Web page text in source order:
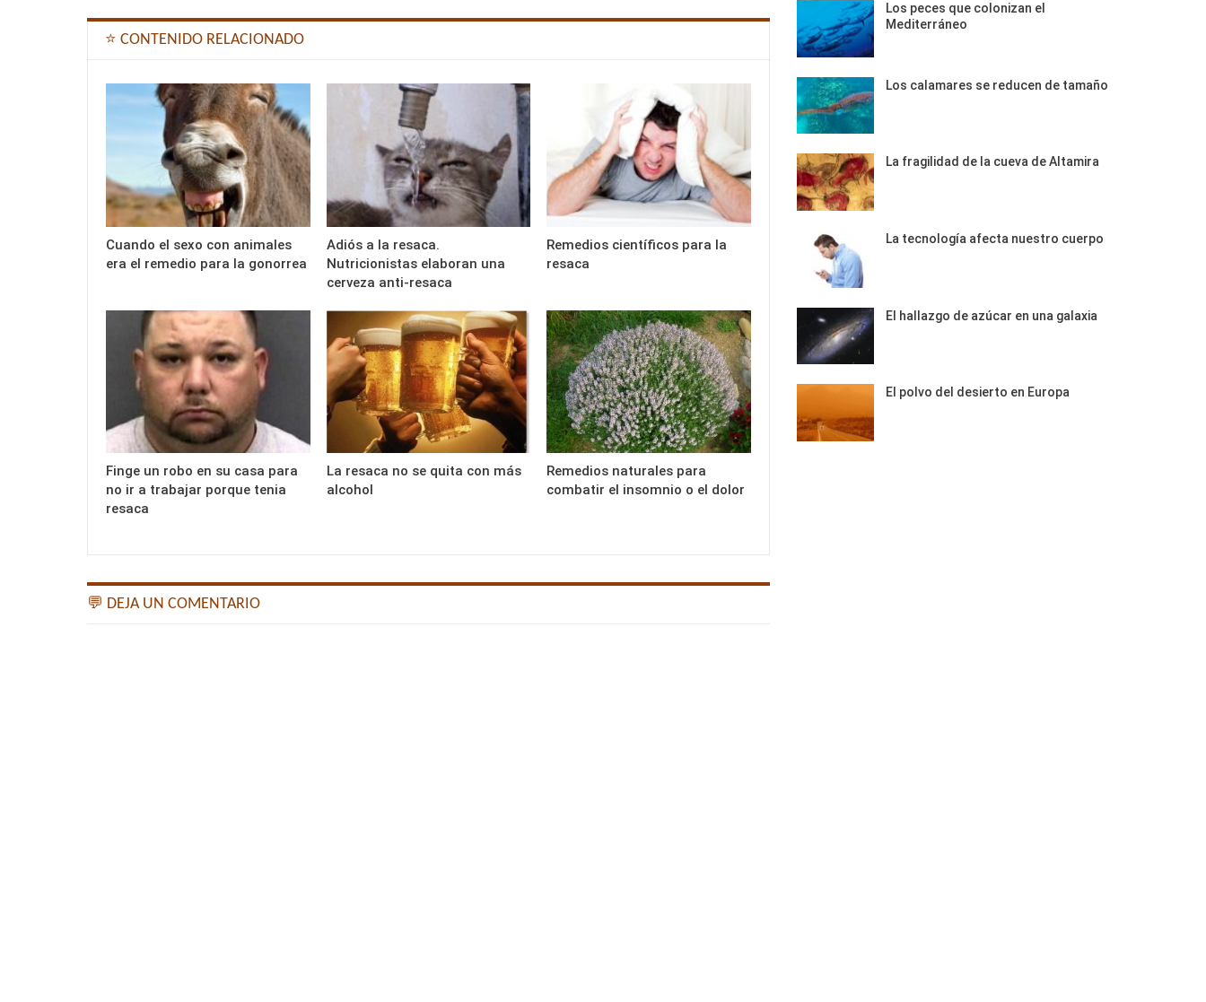
⭐ CONTENIDO RELACIONADO
Cuando el sexo con animales
era el remedio para la gonorrea
Adiós a la resaca.
Nutricionistas elaboran una
cerveza anti-resaca
Remedios científicos para la
resaca
Finge un robo en su casa para
no ir a trabajar porque tenia
resaca
La resaca no se quita con más
alcohol
Remedios naturales para
combatir el insomnio o el dolor
💬 DEJA UN COMENTARIO
Los peces que colonizan el
Mediterráneo
Los calamares se reducen de tamaño
La fragilidad de la cueva de Altamira
La tecnología afecta nuestro cuerpo
El hallazgo de azúcar en una galaxia
El polvo del desierto en Europa